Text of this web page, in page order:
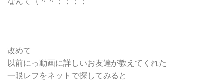
改めて
以前にっ動画に詳しいお友達が教えてくれた
一眼レフをネットで探してみると